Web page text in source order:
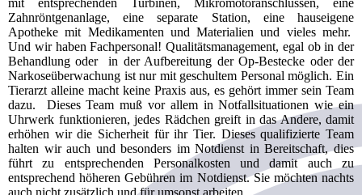
mit entsprechenden Turbinen, Mikromotoranschlüssen, eine
Zahnröntgenanlage, eine separate Station, eine hauseigene
Apotheke mit Medikamenten und Materialien und vieles mehr.
Und wir haben Fachpersonal! Qualitätsmanagement, egal ob in der
Behandlung oder in der Aufbereitung der Op-Bestecke oder der
Narkoseüberwachung ist nur mit geschultem Personal möglich. Ein
Tierarzt alleine macht keine Praxis aus, es gehört immer sein Team
dazu. Dieses Team muß vor allem in Notfallsituationen wie ein
Uhrwerk funktionieren, jedes Rädchen greift in das Andere, damit
erhöhen wir die Sicherheit für ihr Tier. Dieses qualifizierte Team
halten wir auch und besonders im Notdienst in Bereitschaft, dies
führt zu entsprechenden Personalkosten und damit auch zu
entsprechend höheren Gebühren im Notdienst. Sie möchten nachts